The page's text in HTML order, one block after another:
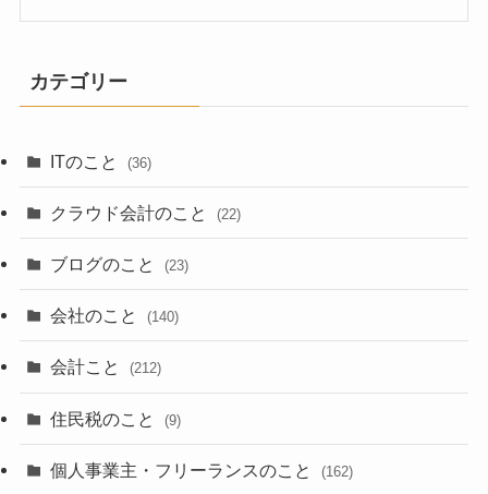
カテゴリー
ITのこと (36)
クラウド会計のこと (22)
ブログのこと (23)
会社のこと (140)
会計こと (212)
住民税のこと (9)
個人事業主・フリーランスのこと (162)